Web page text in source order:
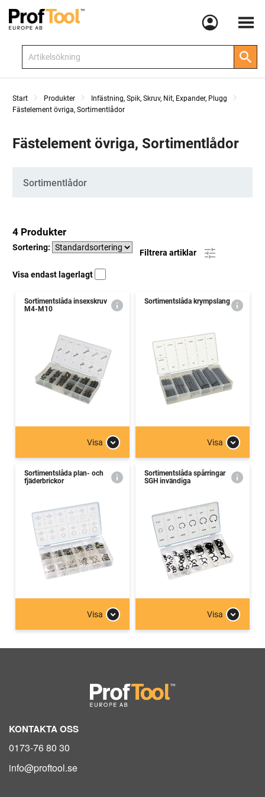
Meny
Start Produkter
Infästning, Spik, Skruv, Nit, Expander, Plugg
Fästelement övriga, Sortimentlådor
Fästelement övriga, Sortimentlådor
Kategorier
Sortimentlådor
4 Produkter
Sortering:
Filtrera artiklar
Visa endast lagerlagt
Sortimentslåda insexskruv
M4-M10
Visa
Sortimentslåda krympslang
Visa
Sortimentslåda plan- och
fjäderbrickor
Visa
Sortimentslåda spårringar
SGH invändiga
Visa
KONTAKTA OSS
0173-76 80 30
info@proftool.se